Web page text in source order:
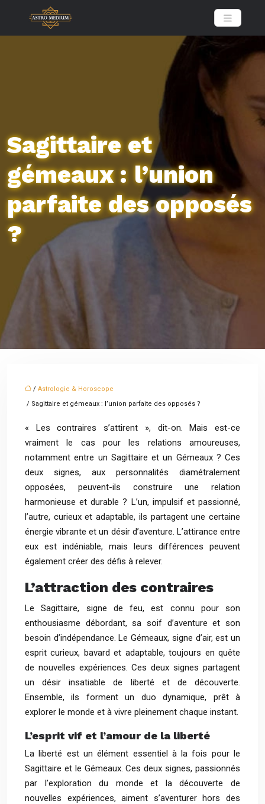
Sagittaire et
gémeaux : l’union
parfaite des opposés
?
/ Astrologie & Horoscope
/ Sagittaire et gémeaux : l’union parfaite des opposés ?
« Les contraires s’attirent », dit-on. Mais est-ce
vraiment le cas pour les relations amoureuses,
notamment entre un Sagittaire et un Gémeaux ? Ces
deux signes, aux personnalités diamétralement
opposées, peuvent-ils construire une relation
harmonieuse et durable ? L’un, impulsif et passionné,
l’autre, curieux et adaptable, ils partagent une certaine
énergie vibrante et un désir d’aventure. L’attirance entre
eux est indéniable, mais leurs différences peuvent
également créer des défis à relever.
L’attraction des contraires
Le Sagittaire, signe de feu, est connu pour son
enthousiasme débordant, sa soif d’aventure et son
besoin d’indépendance. Le Gémeaux, signe d’air, est un
esprit curieux, bavard et adaptable, toujours en quête
de nouvelles expériences. Ces deux signes partagent
un désir insatiable de liberté et de découverte.
Ensemble, ils forment un duo dynamique, prêt à
explorer le monde et à vivre pleinement chaque instant.
L’esprit vif et l’amour de la liberté
La liberté est un élément essentiel à la fois pour le
Sagittaire et le Gémeaux. Ces deux signes, passionnés
par l’exploration du monde et la découverte de
nouvelles expériences, aiment s’aventurer hors des